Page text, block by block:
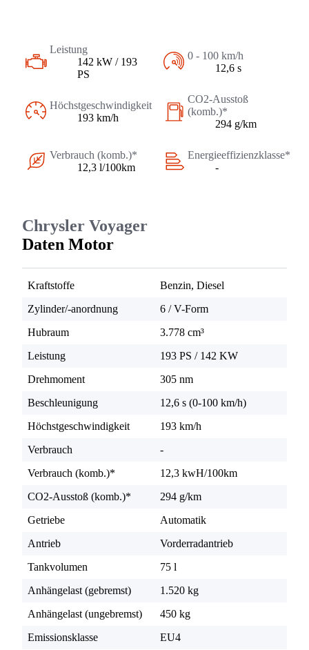
Leistung
142 kW / 193
PS
0 - 100 km/h
12,6 s
Höchstgeschwindigkeit
193 km/h
CO2-Ausstoß
(komb.)*
294 g/km
Verbrauch (komb.)*
12,3 l/100km
Energieeffizienzklasse*
-
Chrysler Voyager
Daten Motor
Kraftstoffe
Benzin, Diesel
Zylinder/-anordnung
6 / V-Form
Hubraum
3.778 cm³
Leistung
193 PS / 142 KW
Drehmoment
305 nm
Beschleunigung
12,6 s (0-100 km/h)
Höchstgeschwindigkeit
193 km/h
Verbrauch
-
Verbrauch (komb.)*
12,3 kwH/100km
CO2-Ausstoß (komb.)*
294 g/km
Getriebe
Automatik
Antrieb
Vorderradantrieb
Tankvolumen
75 l
Anhängelast (gebremst)
1.520 kg
Anhängelast (ungebremst)
450 kg
Emissionsklasse
EU4